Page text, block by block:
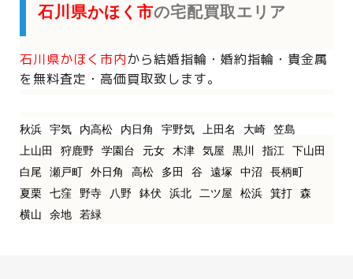
石川県かほく市の宅配買取エリア
石川県かほく市内から結婚指輪・婚約指輪・貴金属
を無料査定・高価買取致します。
秋浜 宇気 内高松 内日角 宇野気 上田名 大崎
笠島
上山田
狩鹿野 学園台 元女 木津 気屋 黒川 指江
下山田
白尾
瀬戸町 外日角 高松 多田 谷 遠塚 中沼
長柄町
夏栗
七窪 野寺 八野 鉢伏 浜北 二ツ屋 松浜 箕打
森
横山
余地 若緑